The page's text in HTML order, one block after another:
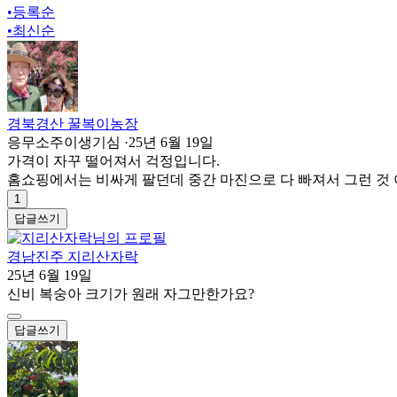
•등록순
•최신순
경북경산 꿀복이농장
응무소주이생기심 ·25년 6월 19일
가격이 자꾸 떨어져서 걱정입니다.
홈쇼핑에서는 비싸게 팔던데 중간 마진으로 다 빠져서 그런 것
1
답글쓰기
경남진주 지리산자락
25년 6월 19일
신비 복숭아 크기가 원래 자그만한가요?
답글쓰기